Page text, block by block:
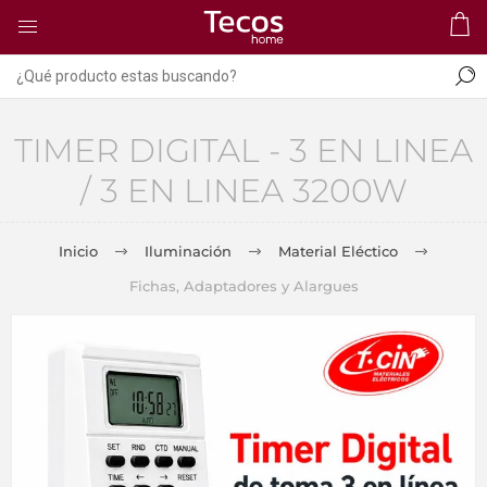
TIMER DIGITAL - 3 EN LINEA
/ 3 EN LINEA 3200W
Inicio Iluminación
Material Eléctico
Fichas, Adaptadores y Alargues